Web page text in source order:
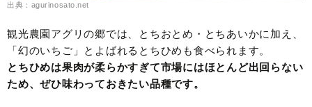
出典：agurinosato.net
観光農園アグリの郷では、とちおとめ・とちあいかに加え、
「幻のいちご」とよばれるとちひめも食べられます。
とちひめは果肉が柔らかすぎて市場にはほとんど出回らない
ため、ぜひ味わっておきたい品種です。